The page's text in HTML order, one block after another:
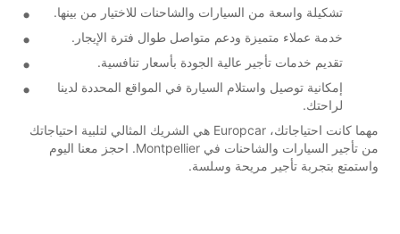
تشكيلة واسعة من السيارات والشاحنات للاختيار من بينها.
خدمة عملاء متميزة ودعم متواصل طوال فترة الإيجار.
تقديم خدمات تأجير عالية الجودة بأسعار تنافسية.
إمكانية توصيل واستلام السيارة في المواقع المحددة لدينا
لراحتك.
مهما كانت احتياجاتك، Europcar هي الشريك المثالي لتلبية احتياجاتك
من تأجير السيارات والشاحنات في Montpellier. احجز معنا اليوم
واستمتع بتجربة تأجير مريحة وسلسة.